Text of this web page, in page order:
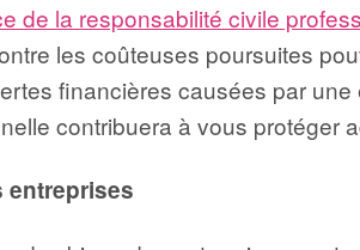
de la responsabilité civile
les coûteuses poursuites
financières causées par
contribuera à vous protéger
entreprises